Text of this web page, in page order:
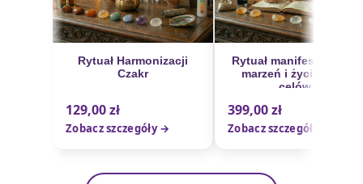
Rytuał Harmonizacji
Czakr
129,00zł
Zobacz szczegóły →
Rytuał manifestowania
marzeń i życiowych
celów
399,00zł
Zobacz szczegóły →